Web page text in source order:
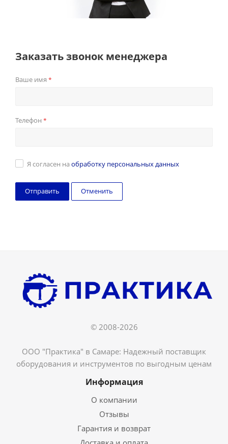
Заказать звонок менеджера
Ваше имя *
Телефон *
Я согласен на обработку персональных данных
Отменить
© 2008-2026
ООО "Практика" в Самаре: Надежный поставщик
оборудования и инструментов по выгодным ценам
Информация
О компании
Отзывы
Гарантия и возврат